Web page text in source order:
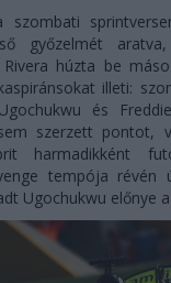
győzelmét
húzta be
illeti:
és
szerzett pontot,
harmadikként
tempója révén
Ugochukwu előnye